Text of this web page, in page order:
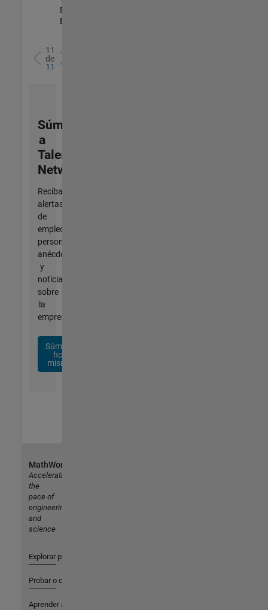
Engineering |
Experimentado
11
de
11
Súmese
a
Talent
Network
Reciba
alertas
de
empleo
personalizadas,
anécdotas
y
noticias
sobre
la
empresa.
Súmese
hoy
mismo
MathWorks
Accelerating
the
pace of
engineering
and
science
Explorar productos
Probar o comprar
Aprender a utilizar